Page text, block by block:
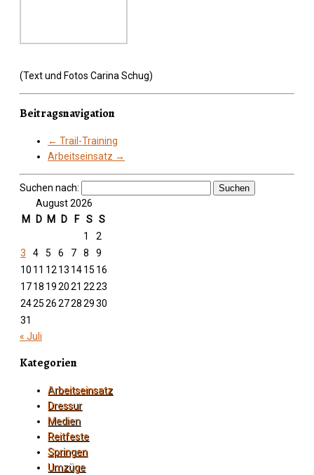
(Text und Fotos Carina Schug)
Beitragsnavigation
← Trail-Training
Arbeitseinsatz →
Suchen nach:
August 2026
M
D M D F S S
1
2
3
4 5 6 7 8
9
10 11 12 13 1415 16
1718 192021 2223
24252627282930
31
« Juli
Kategorien
Arbeitseinsatz
Dressur
Medien
Reitfeste
Springen
Umzüge